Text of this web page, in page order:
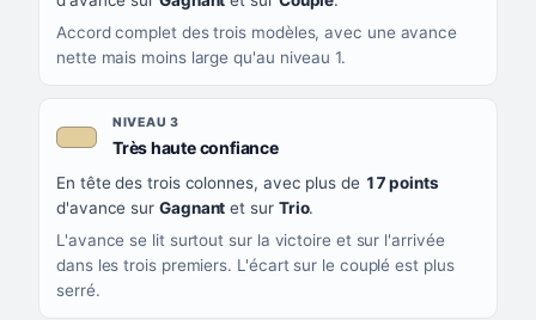
Accord complet des trois modèles, avec une avance
nette mais moins large qu'au niveau 1.
NIVEAU 3
Très haute confiance, couleur beige
En tête des trois colonnes, avec plus de 17 points
d'avance sur Gagnant et sur Trio.
L'avance se lit surtout sur la victoire et sur l'arrivée
dans les trois premiers. L'écart sur le couplé est plus
serré.